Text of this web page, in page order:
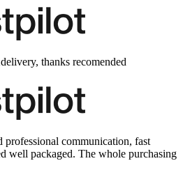
thanks recomended
communication, fast
well packaged. The whole purchasing